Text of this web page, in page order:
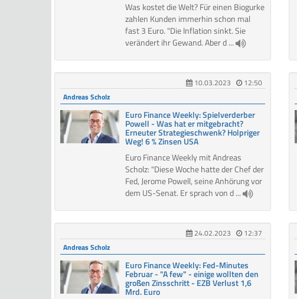
Was kostet die Welt? Für einen Biogurke
zahlen Kunden immerhin schon mal
fast 3 Euro. "Die Inflation sinkt. Sie
verändert ihr Gewand. Aber d ...
10.03.2023
12:50
Andreas Scholz
Euro Finance Weekly: Spielverderber
Powell - Was hat er mitgebracht?
Erneuter Strategieschwenk? Holpriger
Weg! 6 % Zinsen USA
Euro Finance Weekly mit Andreas
Scholz: "Diese Woche hatte der Chef der
Fed, Jerome Powell, seine Anhörung vor
dem US-Senat. Er sprach von d ...
24.02.2023
12:37
Andreas Scholz
Euro Finance Weekly: Fed-Minutes
Februar - "A few" - einige wollten den
großen Zinsschritt - EZB Verlust 1,6
Mrd. Euro